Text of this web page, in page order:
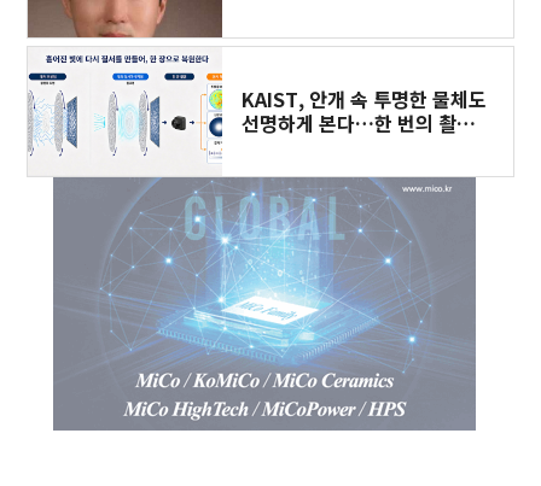
KAIST, 안개 속 투명한 물체도
선명하게 본다…한 번의 촬영